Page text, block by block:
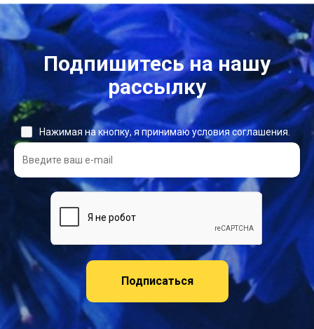
Подпишитесь на нашу
рассылку
Подписаться
Нажимая на кнопку, я принимаю условия соглашения.